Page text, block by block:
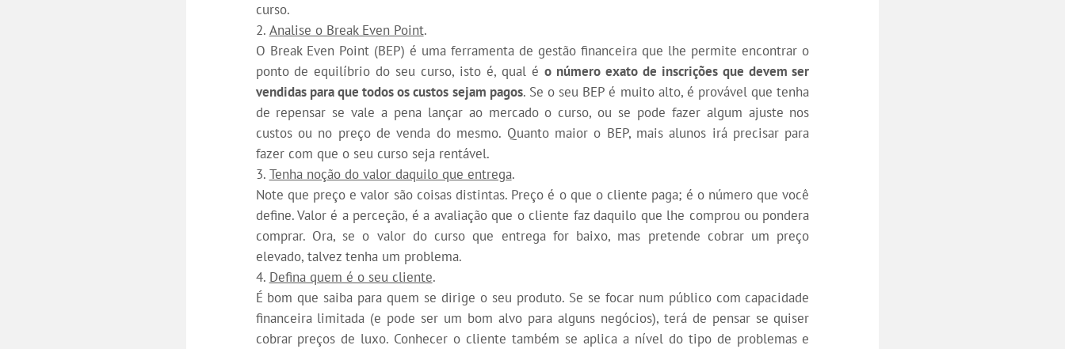
curso.
Analise o Break Even Point.
O Break Even Point (BEP) é uma ferramenta de gestão financeira que lhe permite encontrar o
ponto de equilíbrio do seu curso, isto é, qual é o número exato de inscrições que devem ser
vendidas para que todos os custos sejam pagos. Se o seu BEP é muito alto, é provável que tenha
de repensar se vale a pena lançar ao mercado o curso, ou se pode fazer algum ajuste nos
custos ou no preço de venda do mesmo. Quanto maior o BEP, mais alunos irá precisar para
fazer com que o seu curso seja rentável.
Tenha noção do valor daquilo que entrega.
Note que preço e valor são coisas distintas. Preço é o que o cliente paga; é o número que você
define. Valor é a perceção, é a avaliação que o cliente faz daquilo que lhe comprou ou pondera
comprar. Ora, se o valor do curso que entrega for baixo, mas pretende cobrar um preço
elevado, talvez tenha um problema.
Defina quem é o seu cliente.
É bom que saiba para quem se dirige o seu produto. Se se focar num público com capacidade
financeira limitada (e pode ser um bom alvo para alguns negócios), terá de pensar se quiser
cobrar preços de luxo. Conhecer o cliente também se aplica a nível do tipo de problemas e